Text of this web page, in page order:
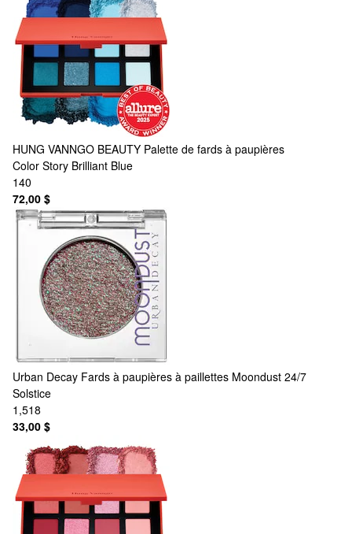
HUNG VANNGO BEAUTY Palette de fards à paupières
Color Story Brilliant Blue
140
72,00 $
Urban Decay Fards à paupières à paillettes Moondust 24/7
Solstice
1,518
33,00 $